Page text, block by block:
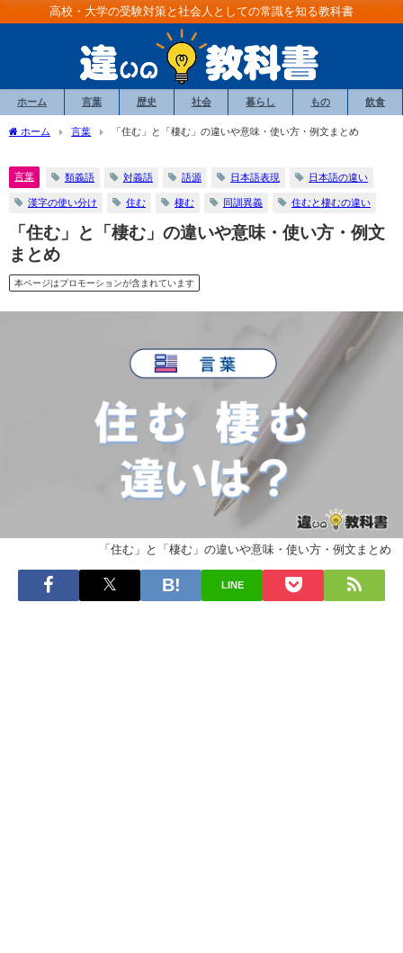
高校・大学の受験対策と社会人としての常識を知る教科書
ホーム 言葉 歴史 社会 暮らし もの 飲食
ホーム 言葉 「住む」と「棲む」の違いや意味・使い方・例文まとめ
言葉 類義語 対義語 語源 日本語表現 日本語の違い
漢字の使い分け 住む 棲む 同訓異義 住むと棲むの違い
「住む」と「棲む」の違いや意味・使い方・例文
まとめ
本ページはプロモーションが含まれています
「住む」と「棲む」の違いや意味・使い方・例文まとめ
LINE